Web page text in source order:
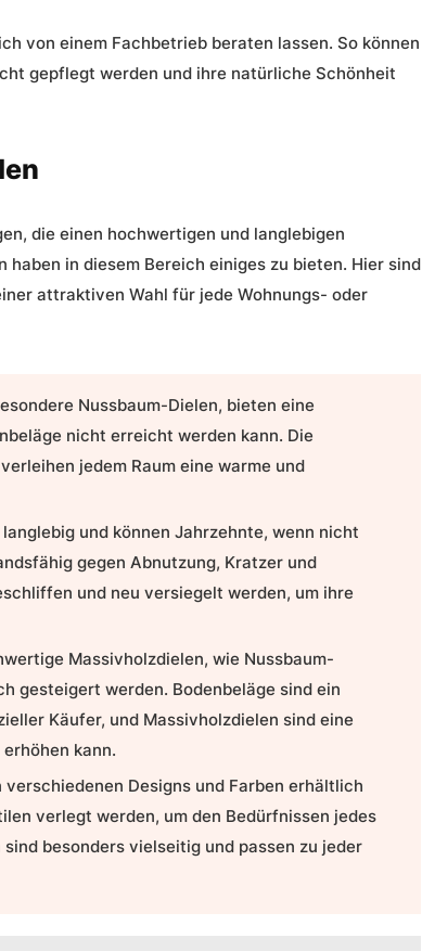
von einem Fachbetrieb beraten lassen. So können
gepflegt werden und ihre natürliche Schönheit
die einen hochwertigen und langlebigen
haben in diesem Bereich einiges zu bieten. Hier sind
attraktiven Wahl für jede Wohnungs- oder
Nussbaum-Dielen, bieten eine
nicht erreicht werden kann. Die
jedem Raum eine warme und
und können Jahrzehnte, wenn nicht
gegen Abnutzung, Kratzer und
und neu versiegelt werden, um ihre
Massivholzdielen, wie Nussbaum-
gesteigert werden. Bodenbeläge sind ein
Käufer, und Massivholzdielen sind eine
kann.
Designs und Farben erhältlich
verlegt werden, um den Bedürfnissen jedes
besonders vielseitig und passen zu jeder